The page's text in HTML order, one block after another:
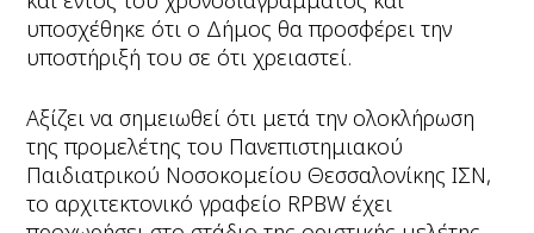
υποσχέθηκε ότι ο Δήμος θα προσφέρει την
υποστήριξή του σε ότι χρειαστεί.
Αξίζει να σημειωθεί ότι μετά την ολοκλήρωση
της προμελέτης του Πανεπιστημιακού
Παιδιατρικού Νοσοκομείου Θεσσαλονίκης ΙΣΝ,
το αρχιτεκτονικό γραφείο RPBW έχει